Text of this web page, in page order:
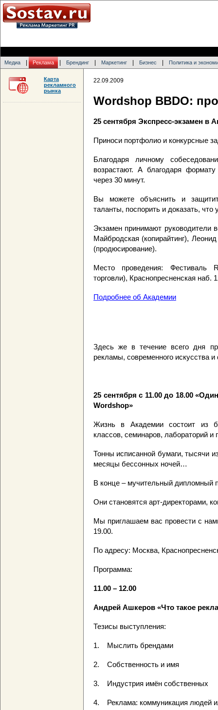
Медиа Реклама Брендинг Маркетинг Бизнес Политика и
22.09.2009
Wordshop BBDO:
25 сентября Экспресс-экзамен
Приноси портфолио и конкурсные
Благодаря личному
возрастают. А благодаря
через 30 минут.
Вы можете объяснить и
таланты, поспорить и доказать,
Экзамен принимают руководители
Майбродская (копирайтинг),
(продюсирование).
Место проведения: Фестиваль
торговли), Краснопресненская наб.
Подробнее об Академии
Здесь же в течение всего дня
рекламы, современного искусства и
25 сентябряс 11.00 до 18.00
Wordshop»
Жизнь в Академии состоит из
классов, семинаров, лабораторий и
Тонны исписанной бумаги, тысячи
месяцы бессонных ночей…
В конце – мучительный дипломный
Они становятся арт-директорами,
Мы приглашаем вас провести с
19.00.
По адресу: Москва,
Программа:
11.00 – 12.00
Андрей Ашкеров «Что такое
Тезисы выступления:
1. Мыслить брендами
2. Собственность и имя
3. Индустрия имён собственных
4. Реклама: коммуникация людей
Карта
рекламного
рынка